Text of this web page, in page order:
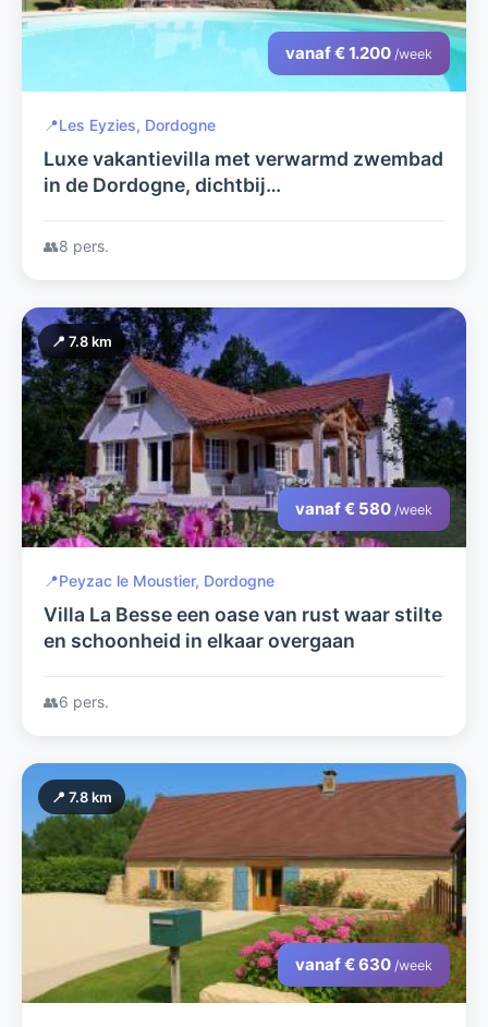
vanaf € 1.200 /week
📍Les Eyzies, Dordogne
Luxe vakantievilla met verwarmd zwembad
in de Dordogne, dichtbij
👥8 pers.
📍 7.8 km
vanaf € 580 /week
📍Peyzac le Moustier, Dordogne
Villa La Besse een oase van rust waar stilte
en schoonheid in elkaar overgaan
👥6 pers.
📍 7.8 km
vanaf € 630 /week